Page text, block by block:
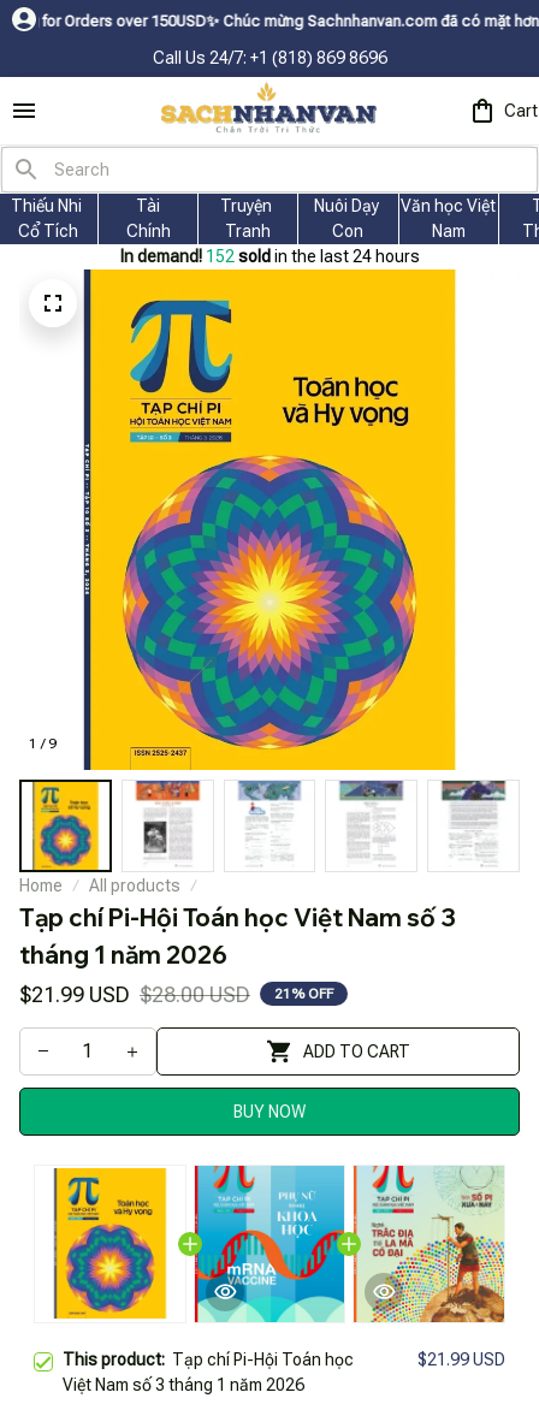
over 150USDㅤ✨Chúc mừng Sachnhanvan.com đã có mặt hơn 200 quốc
Call Us 24/7: +1 (818) 869 8696
Cart
Thiếu Nhi
Cổ Tích
Tài
Chính
Truyện
Tranh
Nuôi Dạy
Con
Văn học Việt
Nam
In demand! 156 sold in the last 24 hours
1 / 9
Home All products
Tạp chí Pi-Hội Toán học Việt Nam số 3
tháng 1 năm 2026
$21.99 USD $28.00 USD 21% OFF
ADD TO CART
BUY NOW
This product: Tạp chí Pi-Hội Toán học
Việt Nam số 3 tháng 1 năm 2026
$21.99 USD